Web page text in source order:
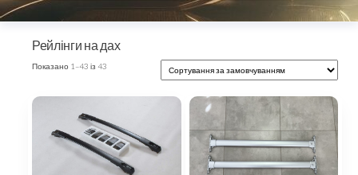
Рейлінги на дах
Показано 1–43 із 43